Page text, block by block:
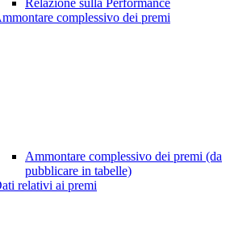
Relazione sulla Performance
complessivo dei premi
Ammontare complessivo dei premi (da
pubblicare in tabelle)
relativi ai premi